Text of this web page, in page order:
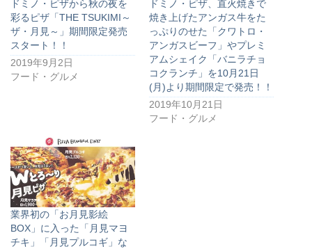
ドミノ・ピザから秋の夜を
彩るピザ「THE TSUKIMI～
ザ・月見～」期間限定発売
スタート！！
2019年9月2日
フード・グルメ
ドミノ・ピザ、直火焼きで
焼き上げたアンガス牛をた
っぷりのせた「クワトロ・
アンガスビーフ」やプレミ
アムシェイク「バニラチョ
コクランチ」を10月21日
(月)より期間限定で発売！！
2019年10月21日
フード・グルメ
業界初の「お月見影絵
BOX」に入った「月見マヨ
チキ」「月見プルコギ」な